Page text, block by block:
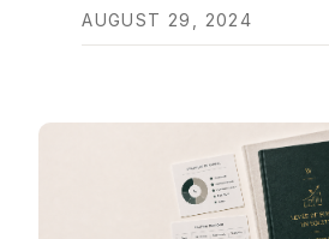
AUGUST 29, 2024